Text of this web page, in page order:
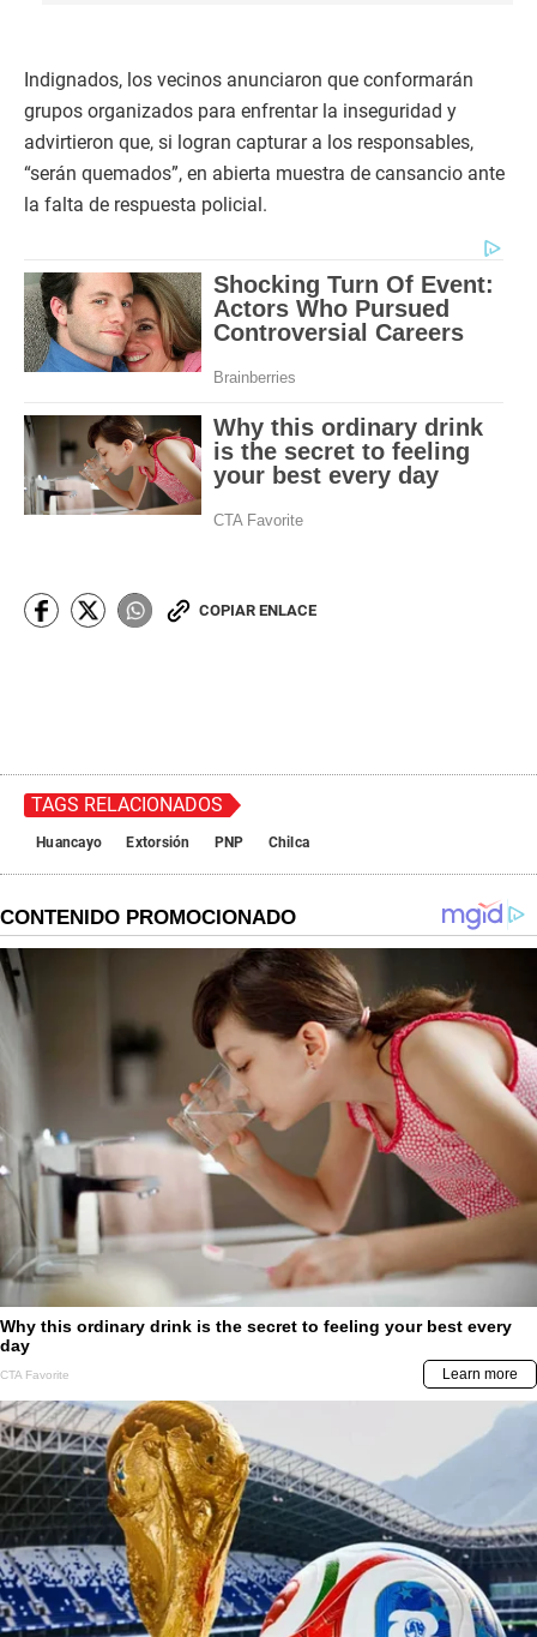
Indignados, los vecinos anunciaron que conformarán
grupos organizados para enfrentar la inseguridad y
advirtieron que, si logran capturar a los responsables,
“serán quemados”, en abierta muestra de cansancio ante
la falta de respuesta policial.
COPIAR ENLACE
TAGS RELACIONADOS
Huancayo Extorsión PNP Chilca